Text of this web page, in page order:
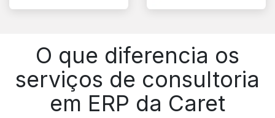
O que diferencia os
serviços de consultoria
em ERP da Caret